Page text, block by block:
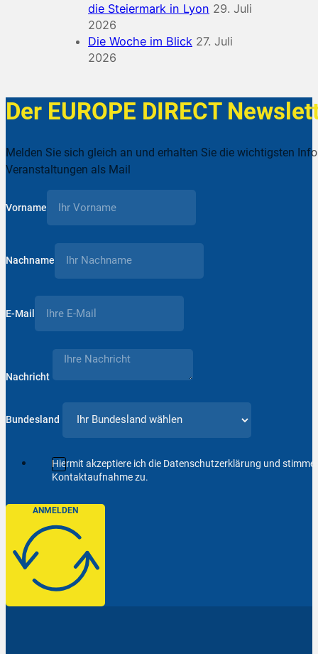
die Steiermark in Lyon 29. Juli
2026
Die Woche im Blick 27. Juli
2026
Der EUROPE DIRECT
Melden Sie sich gleich an und erhalten Sie die wichtigsten
Veranstaltungen als Mail
Vorname
Nachname
E-Mail
Nachricht
Bundesland
Hiermit akzeptiere ich die Datenschutzerklärung und
Kontaktaufnahme zu.
ANMELDEN